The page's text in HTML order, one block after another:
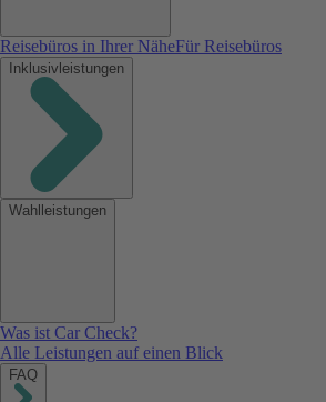
Reisebüros in Ihrer NäheFür Reisebüros
Inklusivleistungen
Wahlleistungen
Was ist Car Check?
Alle Leistungen auf einen Blick
FAQ